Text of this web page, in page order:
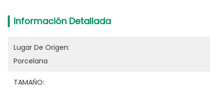
Información Detallada
Lugar De Origen:
Porcelana
TAMAÑO: